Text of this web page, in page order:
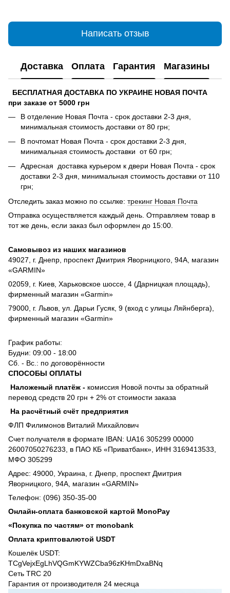
Написать отзыв
Доставка Оплата Гарантия Магазины
БЕСПЛАТНАЯ ДОСТАВКА ПО УКРАИНЕ НОВАЯ ПОЧТА
при заказе от 5000 грн
В отделение Новая Почта - срок доставки 2-3 дня,
минимальная стоимость доставки от 80 грн;
В почтомат Новая Почта - срок доставки 2-3 дня,
минимальная стоимость доставки от 60 грн;
Адресная доставка курьером к двери Новая Почта - срок
доставки 2-3 дня, минимальная стоимость доставки от 110
грн;
Отследить заказ можно по ссылке: трекинг Новая Почта
Отправка осуществляется каждый день. Отправляем товар в
тот же день, если заказ был оформлен до 15:00.
Самовывоз из наших магазинов
49027, г. Днепр, проспект Дмитрия Яворницкого, 94А, магазин
«GARMIN»
02059, г. Киев, Харьковское шоссе, 4 (Дарницкая площадь),
фирменный магазин «Garmin»
79000, г. Львов, ул. Дарьи Гусяк, 9 (вход с улицы Ляйнберга),
фирменный магазин «Garmin»
График работы:
Будни: 09:00 - 18:00
Сб. - Вс.: по договорённости
СПОСОБЫ ОПЛАТЫ
Наложеный платёж - комиссия Новой почты за обратный
перевод средств 20 грн + 2% от стоимости заказа
На расчётный счёт предприятия
ФЛП Филимонов Виталий Михайлович
Счет получателя в формате IBAN: UA16 305299 00000
26007050276233, в ПАО КБ «Приватбанк», ИНН 3169413533,
МФО 305299
Адрес: 49000, Украина, г. Днепр, проспект Дмитрия
Яворницкого, 94А, магазин «GARMIN»
Телефон: (096) 350-35-00
Онлайн-оплата банковской картой MonoPay
«Покупка по частям» от monobank
Оплата криптовалютой USDT
Кошелёк USDT:
TCgVejxEgLhVQGmKYWZCba96zKHmDxaBNq
Сеть TRC 20
Гарантия от производителя 24 месяцa